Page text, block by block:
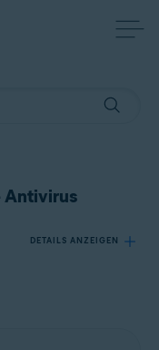
Antivirus
DETAILS ANZEIGEN